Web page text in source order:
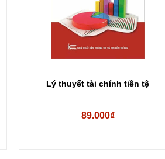
Lý thuyết tài chính tiền tệ
89.000₫